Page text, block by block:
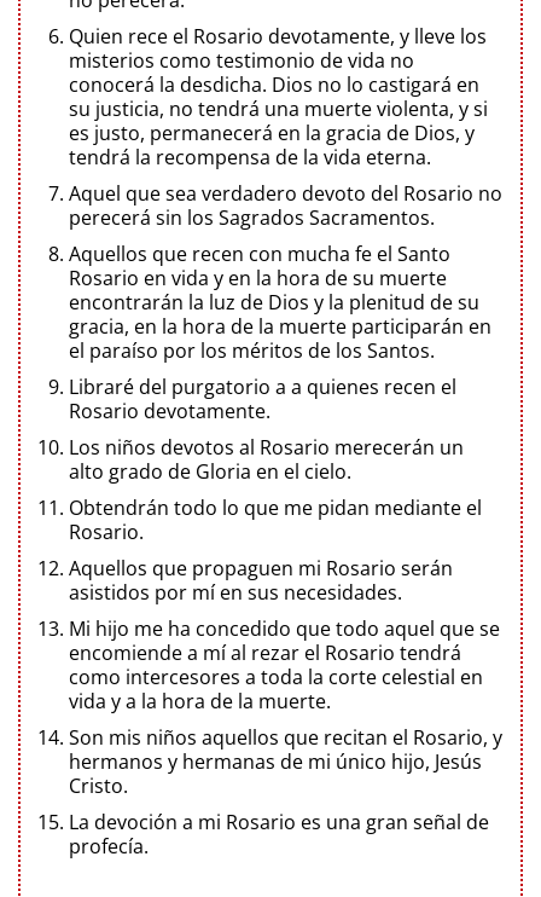
Quien rece el Rosario devotamente, y lleve los
misterios como testimonio de vida no
conocerá la desdicha. Dios no lo castigará en
su justicia, no tendrá una muerte violenta, y si
es justo, permanecerá en la gracia de Dios, y
tendrá la recompensa de la vida eterna.
Aquel que sea verdadero devoto del Rosario no
perecerá sin los Sagrados Sacramentos.
Aquellos que recen con mucha fe el Santo
Rosario en vida y en la hora de su muerte
encontrarán la luz de Dios y la plenitud de su
gracia, en la hora de la muerte participarán en
el paraíso por los méritos de los Santos.
Libraré del purgatorio a a quienes recen el
Rosario devotamente.
Los niños devotos al Rosario merecerán un
alto grado de Gloria en el cielo.
Obtendrán todo lo que me pidan mediante el
Rosario.
Aquellos que propaguen mi Rosario serán
asistidos por mí en sus necesidades.
Mi hijo me ha concedido que todo aquel que se
encomiende a mí al rezar el Rosario tendrá
como intercesores a toda la corte celestial en
vida y a la hora de la muerte.
Son mis niños aquellos que recitan el Rosario, y
hermanos y hermanas de mi único hijo, Jesús
Cristo.
La devoción a mi Rosario es una gran señal de
profecía.